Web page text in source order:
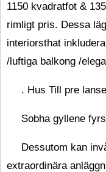
1150 kvadratfot &
rimligt pris. Dessa
interiorsthat
/luftiga balkong /
. Hus Till pre
Sobha gyllene
Dessutom kan
extraordinära